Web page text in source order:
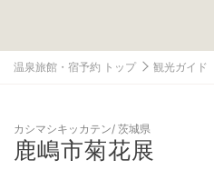
温泉旅館・宿予約 トップ 観光ガイド
カシマシキッカテン 茨城県
鹿嶋市菊花展